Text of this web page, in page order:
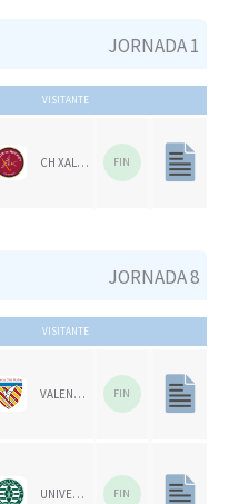
JORNADA 1
VISITANTE
CH XALOC FIN
JORNADA 8
VISITANTE
VALENCIA CH 1924 FIN
UNIVERSITAT D'ALACANT - SAN VICENTE B FIN